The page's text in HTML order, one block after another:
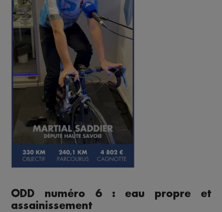
ODD numéro 6 : eau propre et
assainissement